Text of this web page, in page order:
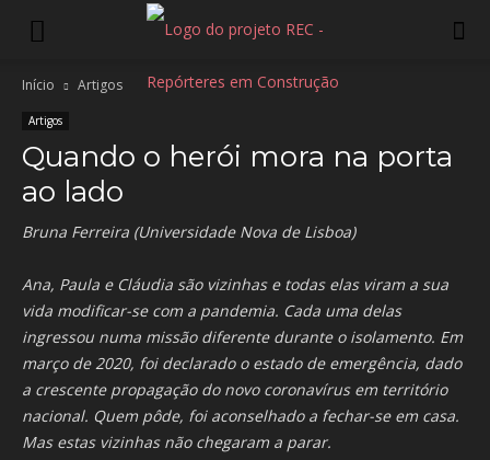
Início Artigos
Artigos
Quando o herói mora na porta
ao lado
Bruna Ferreira (Universidade Nova de Lisboa)
Ana, Paula e Cláudia são vizinhas e todas elas viram a sua
vida modificar-se com a pandemia. Cada uma delas
ingressou numa missão diferente durante o isolamento. Em
março de 2020, foi declarado o estado de emergência, dado
a crescente propagação do novo coronavírus em território
nacional. Quem pôde, foi aconselhado a fechar-se em casa.
Mas estas vizinhas não chegaram a parar.